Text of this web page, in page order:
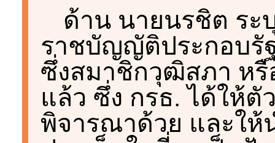
ด้าน นายนรชิต ระ
ราชบัญญัติประกอบรั
ซึ่งสมาชิกวุฒิสภา หรื
แล้ว ซึ่ง กรธ. ได้ให้ตั
พิจารณาด้วย และให้